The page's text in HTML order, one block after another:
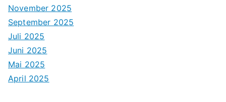
November 2025
September 2025
Juli 2025
Juni 2025
Mai 2025
April 2025